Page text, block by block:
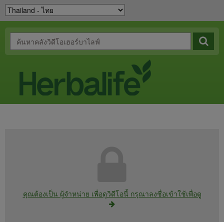
คุณต้องเป็น ผู้จำหน่าย เพื่อดูวิดีโอนี้ กรุณาลงชื่อเข้าใช้เพื่อดู